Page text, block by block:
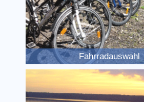
Fahrradauswahl